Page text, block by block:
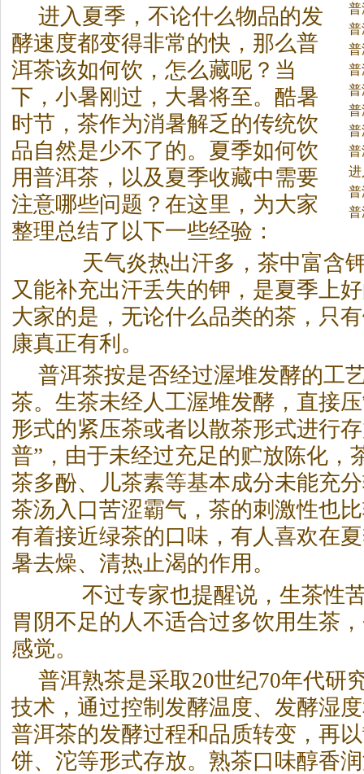
蜜
茶
进入夏季，不论什么物品的发
酵速度都变得非常的快，那么普
洱茶该如何饮，怎么藏呢？当
下，小暑刚过，大暑将至。 酷暑
时节， 茶作为消暑解乏的传统饮
品自然是少不了的。夏季如何饮
用普洱茶 ，以及夏季收藏中需要
注意哪些问题？在这里，为大家
整理总结了以下一些经验：
天气炎热出汗多， 茶中富含
又能补充出汗丢失的钾，是夏季上
大家的是，无论什么品类的茶 ，只
康真正有利。
普洱茶按是否经过渥堆发酵的工
茶。生茶未经人工渥堆发酵，直接
形式的紧压茶或者以散茶形式进行
普”，由于未经过充足的贮放陈化，
茶多酚、儿茶素等基本成分未能充
茶汤入口苦涩霸气， 茶的刺激性也
有着接近绿茶的口味，有人喜欢在
暑去燥、清热止渴的作用。
不过专家也提醒说，生茶性
胃阴不足的人不适合过多饮用生茶
感觉。
普洱熟茶是采取20世纪70年代研
技术，通过控制发酵温度、发酵湿
普洱茶的发酵过程和品质转变，再
饼、沱等形式存放。熟茶口味醇香